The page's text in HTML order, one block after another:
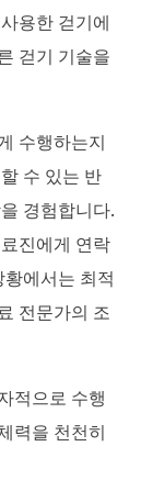
용한 걷기에
걷기 기술을
수행하는지
수 있는 반
경험합니다.
진에게 연락
에서는 최적
전문가의 조
적으로 수행
력을 천천히